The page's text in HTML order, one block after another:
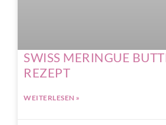
SWISS MERINGUE
REZEPT
WEITERLESEN »